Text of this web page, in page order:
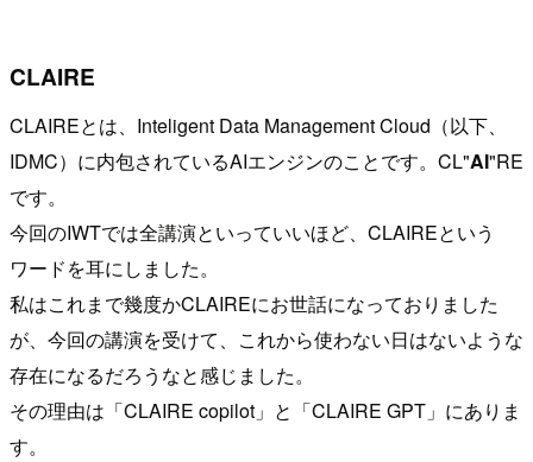
CLAIRE
CLAIREとは、Inteligent Data Management Cloud（以下、
IDMC）に内包されているAIエンジンのことです。CL"AI"RE
です。
今回のIWTでは全講演といっていいほど、CLAIREという
ワードを耳にしました。
私はこれまで幾度かCLAIREにお世話になっておりました
が、今回の講演を受けて、これから使わない日はないような
存在になるだろうなと感じました。
その理由は「CLAIRE copilot」と「CLAIRE GPT」にありま
す。